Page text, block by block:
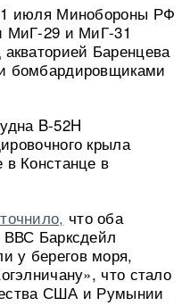
июля Минобороны РФ
МиГ-29 и МиГ-31
Баренцева
бомбардировщиками
B-52H
крыла
Констанце в
что оба
Барксдейл
у берегов моря,
что стало
США и Румынии